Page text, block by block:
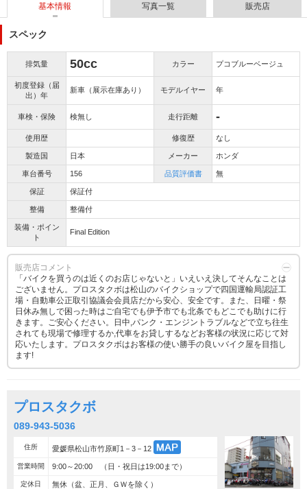
基本情報 写真一覧 販売店
スペック
排気量 50cc カラー プコブルーベージュ
初度登録（届
出）年
新車（展示在庫あり） モデルイヤー 年
車検・保険 検無し 走行距離 -
使用歴 修復歴 なし
製造国 日本 メーカー ホンダ
車台番号 156 品質評価書 無
保証 保証付
整備 整備付
装備・ポイン
ト
Final Edition
販売店コメント
「バイクを買うのは近くのお店じゃないと」いえいえ決してそんなことは
ございません。プロスタクボは松山のバイクショップで四国運輸局認証工
場・自動車公正取引協議会会員店だから安心、安全です。また、日曜・祭
日休み無しで困った時はご自宅でも伊予市でも北条でもどこでも助けに行
きます。ご安心ください。日中,パンク・エンジントラブルなどで立ち往生
されても現場で修理するか,代車をお貸しするなどお客様の状況に応じて対
応いたします。プロスタクボはお客様の使い勝手の良いバイク屋を目指し
ます!
プロスタクボ
089-943-5036
住所 愛媛県松山市竹原町1－3－12
営業時間 9:00～20:00 （日・祝日は19:00まで）
定休日 無休（盆、正月、ＧＷを除く）